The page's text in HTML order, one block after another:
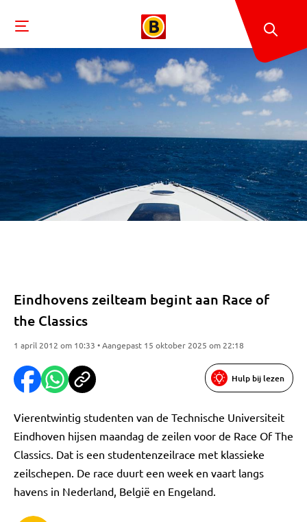
Eindhovens zeilteam begint aan Race of
the Classics
1 april 2012 om 10:33 • Aangepast 15 oktober 2025 om 22:18
Hulp bij lezen
Vierentwintig studenten van de Technische Universiteit
Eindhoven hijsen maandag de zeilen voor de Race Of The
Classics. Dat is een studentenzeilrace met klassieke
zeilschepen. De race duurt een week en vaart langs
havens in Nederland, België en Engeland.